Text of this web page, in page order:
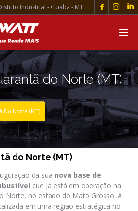
Industrial - Cuiabá - MT   
do Norte (MT)
Do Norte (MT)
do Norte (MT)
da sua nova base de
que já está em operação na
Norte, no estado do Mato Grosso. A
em uma região estratégica no